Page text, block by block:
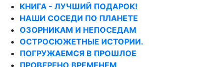
КНИГА - ЛУЧШИЙ ПОДАРОК!
НАШИ СОСЕДИ ПО ПЛАНЕТЕ
ОЗОРНИКАМ И НЕПОСЕДАМ
ОСТРОСЮЖЕТНЫЕ ИСТОРИИ.
ПОГРУЖАЕМСЯ В ПРОШЛОЕ
ПРОВЕРЕНО ВРЕМЕНЕМ